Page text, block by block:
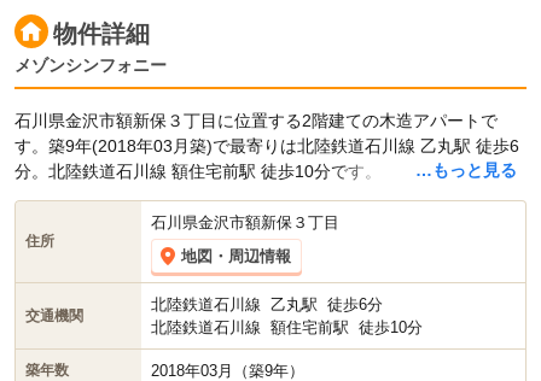
物件詳細
メゾンシンフォニー
…もっと見る
石川県金沢市額新保３丁目に位置する2階建ての木造アパートで
す。築9年(2018年03月築)で最寄りは北陸鉄道石川線 乙丸駅 徒歩6
分。北陸鉄道石川線 額住宅前駅 徒歩10分です。
住所
石川県金沢市額新保３丁目
地図・周辺情報
交通機関
北陸鉄道石川線 乙丸駅 徒歩6分
北陸鉄道石川線 額住宅前駅 徒歩10分
築年数 2018年03月（築9年）